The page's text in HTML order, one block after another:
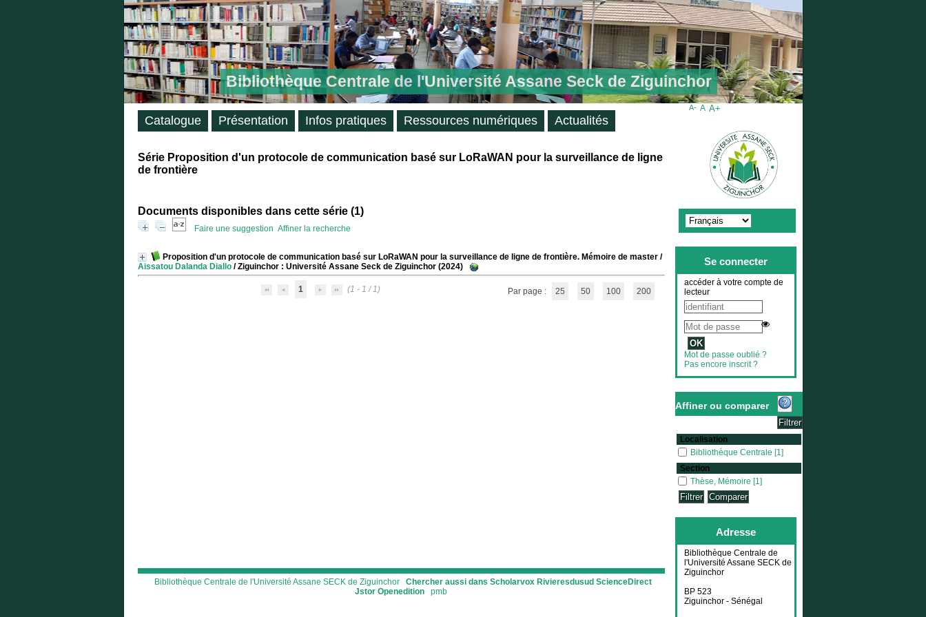
Bibliothèque Centrale de l'Université Assane Seck de Ziguinchor
Série Proposition d'un protocole de communication basé sur LoRaWAN pour la surveillance de ligne
de frontière
Documents disponibles dans cette série (1)
Faire une suggestion Affiner la recherche
Proposition d'un protocole de communication basé sur LoRaWAN pour la surveillance de ligne de frontière. Mémoire de master/
Aissatou Dalanda Diallo/ Ziguinchor : Université Assane Seck de Ziguinchor (2024)
1 (1 - 1 / 1) Par page : 25 50 100 200
Bibliothèque Centrale de l'Université Assane SECK de Ziguinchor Chercher aussi dans Scholarvox Rivieresdusud ScienceDirect
Jstor Openedition pmb
Catalogue Présentation Infos pratiques Ressources numériques Actualités
A- A A+
Se connecter
accéder à votre compte de
lecteur
Mot de passe oublié ?
Pas encore inscrit ?
Affiner ou comparer
Localisation
Bibliothèque Centrale
Bibliothèque Centrale [1]
Section
Thèse, Mémoire
Thèse, Mémoire [1]
Adresse
Bibliothèque Centrale de
l'Université Assane SECK de
Ziguinchor
BP 523
Ziguinchor - Sénégal